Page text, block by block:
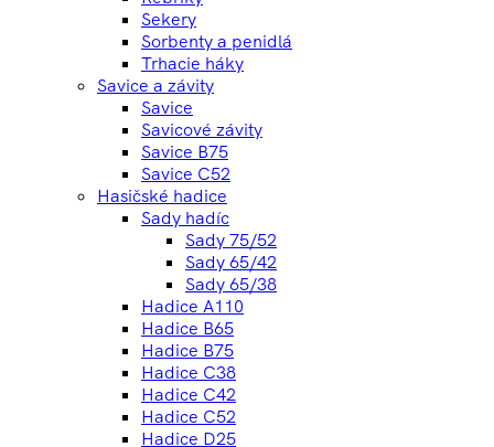
Sekery
Sorbenty a penidlá
Trhacie háky
Savice a závity
Savice
Savicové závity
Savice B75
Savice C52
Hasičské hadice
Sady hadíc
Sady 75/52
Sady 65/42
Sady 65/38
Hadice A110
Hadice B65
Hadice B75
Hadice C38
Hadice C42
Hadice C52
Hadice D25